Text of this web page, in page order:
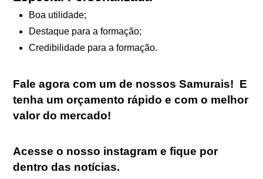
Boa utilidade;
Destaque para a formação;
Credibilidade para a formação.
Fale agora com um de nossos Samurais! E
tenha um orçamento rápido e com o melhor
valor do mercado!
Acesse o nosso instagram e fique por
dentro das notícias.